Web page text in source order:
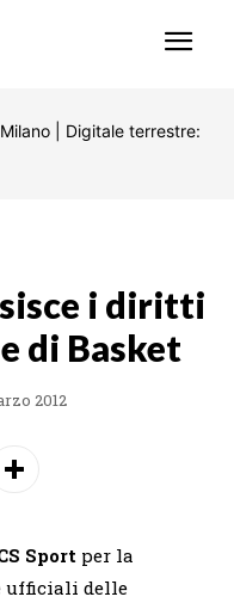
i diritti
di Basket
2012
Sport per la
ufficiali delle